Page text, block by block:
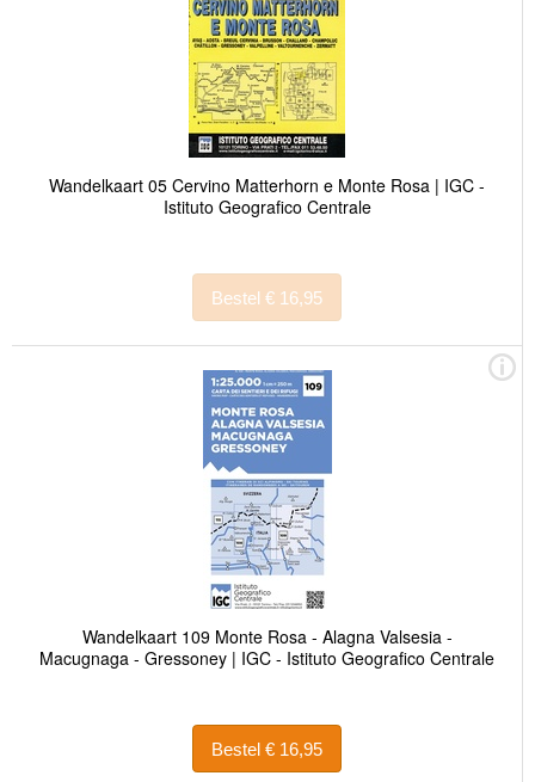
Wandelkaart 05 Cervino Matterhorn e Monte Rosa | IGC -
Istituto Geografico Centrale
Bestel € 16,95
Wandelkaart 109 Monte Rosa - Alagna Valsesia -
Macugnaga - Gressoney | IGC - Istituto Geografico Centrale
Bestel € 16,95